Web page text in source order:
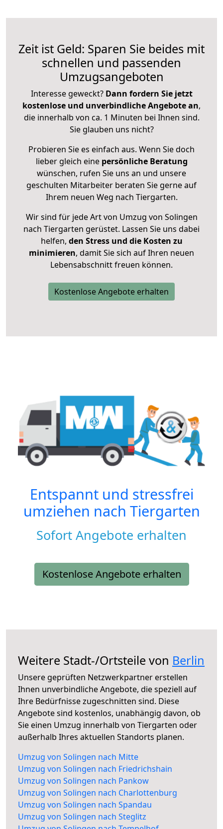
Zeit ist Geld: Sparen Sie beides mit
schnellen und passenden
Umzugsangeboten
Interesse geweckt? Dann fordern Sie jetzt
kostenlose und unverbindliche Angebote an,
die innerhalb von ca. 1 Minuten bei Ihnen sind.
Sie glauben uns nicht?
Probieren Sie es einfach aus. Wenn Sie doch
lieber gleich eine persönliche Beratung
wünschen, rufen Sie uns an und unsere
geschulten Mitarbeiter beraten Sie gerne auf
Ihrem neuen Weg nach Tiergarten.
Wir sind für jede Art von Umzug von Solingen
nach Tiergarten gerüstet. Lassen Sie uns dabei
helfen, den Stress und die Kosten zu
minimieren, damit Sie sich auf Ihren neuen
Lebensabschnitt freuen können.
Kostenlose Angebote erhalten
Entspannt und stressfrei
umziehen nach Tiergarten
Sofort Angebote erhalten
Kostenlose Angebote erhalten
Weitere Stadt-/Ortsteile von Berlin
Unsere geprüften Netzwerkpartner erstellen
Ihnen unverbindliche Angebote, die speziell auf
Ihre Bedürfnisse zugeschnitten sind. Diese
Angebote sind kostenlos, unabhängig davon, ob
Sie einen Umzug innerhalb von Tiergarten oder
außerhalb Ihres aktuellen Standorts planen.
Umzug von Solingen nach Mitte
Umzug von Solingen nach Friedrichshain
Umzug von Solingen nach Pankow
Umzug von Solingen nach Charlottenburg
Umzug von Solingen nach Spandau
Umzug von Solingen nach Steglitz